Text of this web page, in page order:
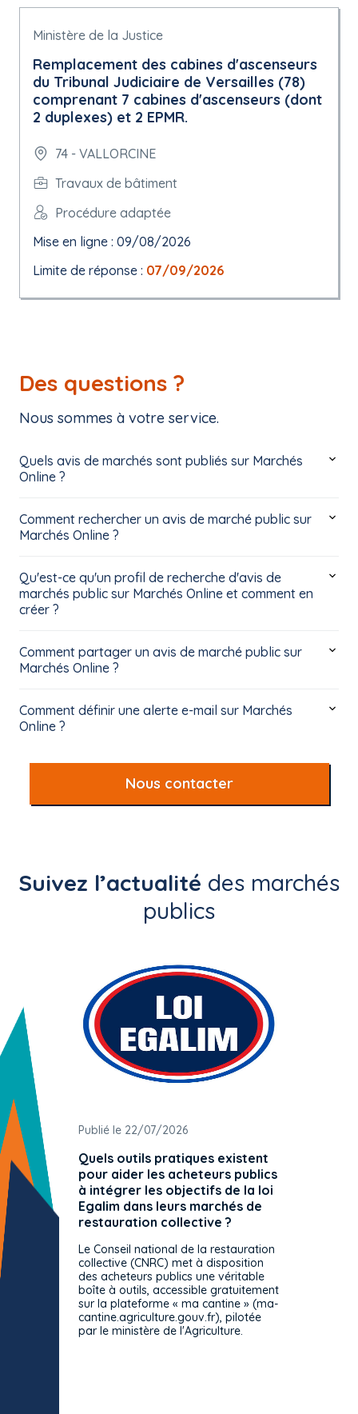
Ministère de la Justice
Remplacement des cabines d'ascenseurs
du Tribunal Judiciaire de Versailles (78)
comprenant 7 cabines d'ascenseurs (dont
2 duplexes) et 2 EPMR.
74 - VALLORCINE
Travaux de bâtiment
Procédure adaptée
Mise en ligne : 09/08/2026
Limite de réponse : 07/09/2026
Des questions ?
Nous sommes à votre service.
Quels avis de marchés sont publiés sur Marchés
Online ?
Comment rechercher un avis de marché public sur
Marchés Online ?
Qu'est-ce qu'un profil de recherche d'avis de
marchés public sur Marchés Online et comment en
créer ?
Comment partager un avis de marché public sur
Marchés Online ?
Comment définir une alerte e-mail sur Marchés
Online ?
Nous contacter
Suivez l’actualité des marchés
publics
Publié le 22/07/2026
Quels outils pratiques existent
pour aider les acheteurs publics
à intégrer les objectifs de la loi
Egalim dans leurs marchés de
restauration collective ?
Le Conseil national de la restauration
collective (CNRC) met à disposition
des acheteurs publics une véritable
boîte à outils, accessible gratuitement
sur la plateforme « ma cantine » (ma-
cantine.agriculture.gouv.fr), pilotée
par le ministère de l'Agriculture.